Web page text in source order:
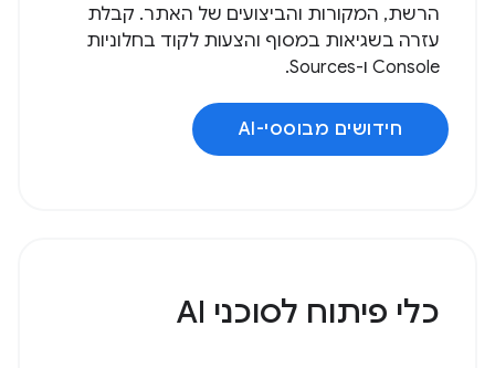
הרשת, המקורות והביצועים של האתר. קבלת
עזרה בשגיאות במסוף והצעות לקוד בחלוניות
Console ו-Sources.
חידושים מבוססי-AI
כלי פיתוח לסוכני AI